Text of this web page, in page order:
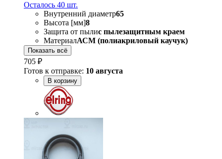
Осталось 40 шт.
Внутренний диаметр65
Высота [мм]8
Защита от пылис пылезащитным краем
МатериалАСМ (полиакриловый каучук)
Показать всё
705 ₽
Готов к отправке: 10 августа
В корзину